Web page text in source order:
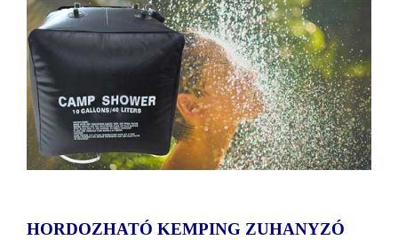
HORDOZHATÓ KEMPING ZUHANYZÓ